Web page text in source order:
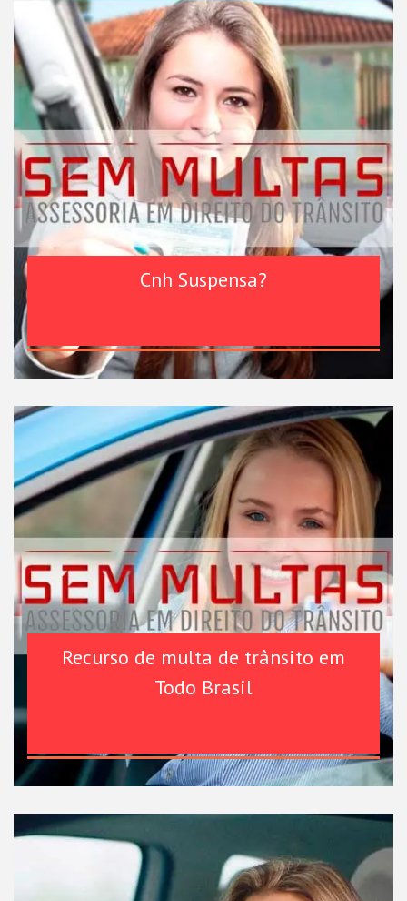
Cnh Suspensa?
Recurso de multa de trânsito em
Todo Brasil